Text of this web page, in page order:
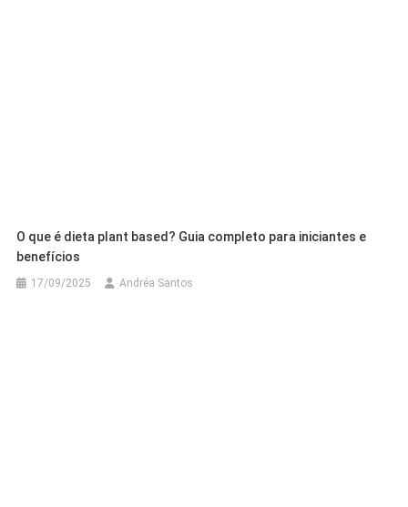
O que é dieta plant based? Guia completo para iniciantes e
benefícios
17/09/2025 Andréa Santos